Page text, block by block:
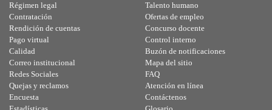
Régimen legal
Contratación
Rendición de cuentas
Pago virtual
Calidad
Talento humano
Ofertas de empleo
Concurso docente
Control interno
Buzón de notificaciones
Correo institucional
Redes Sociales
Quejas y reclamos
Encuesta
Mapa del sitio
FAQ
Atención en línea
Contáctenos